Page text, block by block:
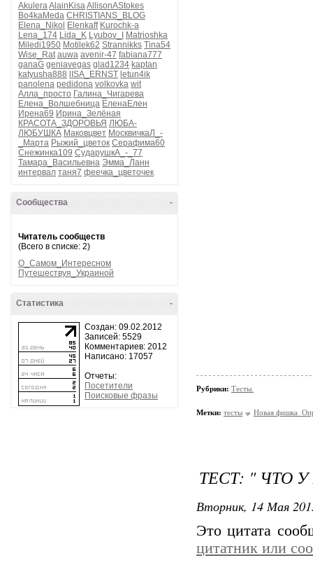
AkuleraAlainKisaAllisonAStokes
Bo4kaMeda CHRISTIANS_BLOG
Elena_Nikol
Elenkaff Kurochk-a
Lena_174 Lida_K Lyubov_I
Matrioshka
Miledi1950 Motilek62 Strannikks Tina54
Wise_Rat auwa avenir-47 fabiana777
ganaG geniavegas glad1234 kaptan
katyusha888
lISA_ERNST letun4ik
panolena pedidona volkovka wit
Алла_просто Галина_Чигарева
Елена_Волшебница ЕленаЕлен
Ирена69 Ирина_Зелёная
КРАСОТА_ЗДОРОВЬЯ ЛЮБА-
ЛЮБУШКА Маковцвет МосквичкаЛ_-
_Марта Рыжий_цветок Серафима60
Снежинка109 СударушкА_-_77
Тамара_Васильевна Эмма_Ланн
интервал таня7 феечка_цветочек
-
Сообщества
Читатель сообществ
(Всего в списке: 2)
О_Самом_Интересном
Путешествуя_Украиной
-
Статистика
Создан: 09.02.2012
Записей: 5529
Комментариев: 2012
Написано: 17057
Отчеты:
Посетители
Поисковые фразы
Рубрики: Тесты.
Метки: тесты Новая
ТЕСТ: " ЧТО
Вторник, 14 Мая
Это цитата
цитатник или